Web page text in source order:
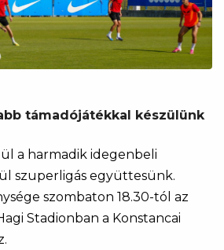
támadójátékkal készülünk
a harmadik idegenbeli
szuperligás együttesünk.
szombaton 18.30-tól az
Stadionban a Konstancai